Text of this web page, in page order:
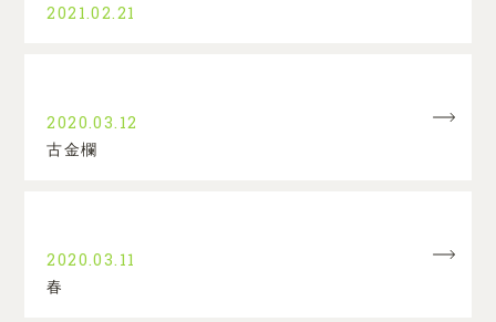
2021.02.21
2020.03.12
古金欄
2020.03.11
春